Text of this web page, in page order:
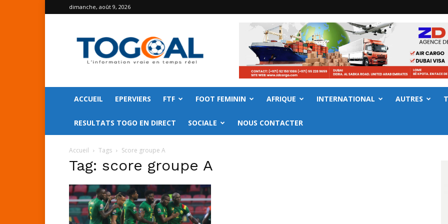
dimanche, août 9, 2026
GOAL
ACCUEIL EPERVIERS FTF FOOT FEMININ AFRIQUE INTERNATIONAL AUTRES
RESULTATS TOGO EN DIRECT SOCIALE NOUS CONTACTER
Accueil Tags Score groupe A
Tag: score groupe A